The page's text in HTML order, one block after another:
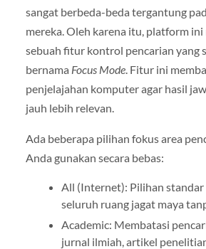
sangat berbeda-beda tergantung
mereka. Oleh karena itu, platform ini
sebuah fitur kontrol pencarian yang
bernama Focus Mode. Fitur ini
penjelajahan komputer agar hasil
jauh lebih relevan.
Ada beberapa pilihan fokus area
Anda gunakan secara bebas:
All (Internet): Pilihan
seluruh ruang jagat maya
Academic: Membatasi
jurnal ilmiah, artikel